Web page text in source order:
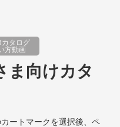
カタログ
方動画
ま向けカタ
ートマークを選択後、ペ